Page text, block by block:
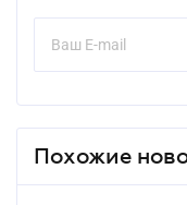
Похожие